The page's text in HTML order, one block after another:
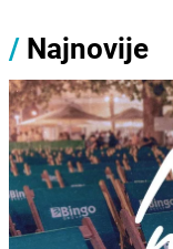
/ Najnovije